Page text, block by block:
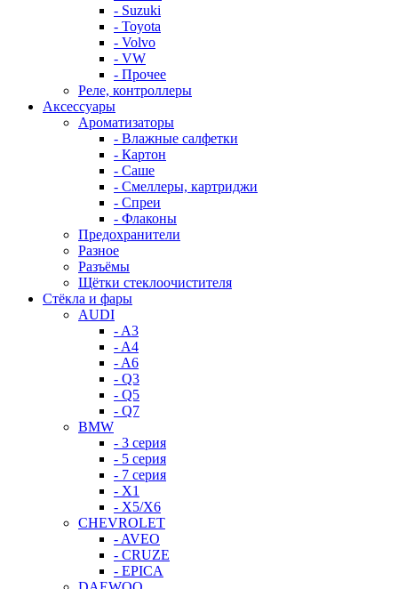
- Suzuki
- Toyota
- Volvo
- VW
- Прочее
Реле, контроллеры
Аксессуары
Ароматизаторы
- Влажные салфетки
- Картон
- Саше
- Смеллеры, картриджи
- Спреи
- Флаконы
Предохранители
Разное
Разъёмы
Щётки стеклоочистителя
Стёкла и фары
AUDI
- A3
- A4
- A6
- Q3
- Q5
- Q7
BMW
- 3 серия
- 5 серия
- 7 серия
- X1
- X5/X6
CHEVROLET
- AVEO
- CRUZE
- EPICA